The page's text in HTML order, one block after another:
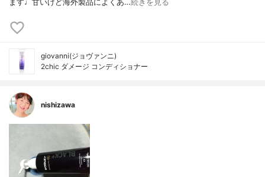
ます♩甘いけど海外製品によくあ…続きを見る
giovanni(ジョヴァンニ)
2chic ダメージ コンディショナー
nishizawa